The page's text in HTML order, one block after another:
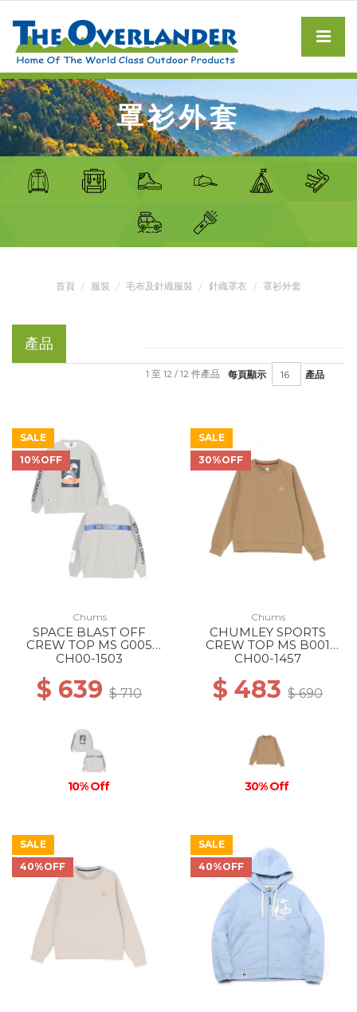
罩衫外套
首頁 服裝 毛布及針織服裝 針織罩衣 罩衫外套
產品
每頁顯示 產品
1 至 12 / 12 件產品
SALE
10%OFF
Chums
SPACE BLAST OFF
CREW TOP MS G005
H/GRAY
CH00-1503
$ 639 $ 710
10% Off
SALE
30%OFF
Chums
CHUMLEY SPORTS
CREW TOP MS B001
BEIGE
CH00-1457
$ 483 $ 690
30% Off
SALE
40%OFF
SALE
40%OFF